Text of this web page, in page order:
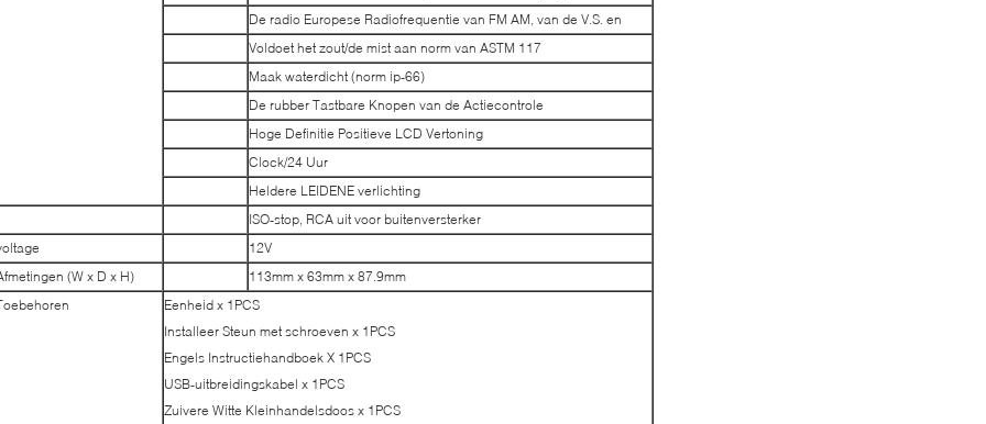
De radio Europese Radiofrequentie van FM AM, van de V.S. en
Voldoet het zout/de mist aan norm van ASTM 117
Maak waterdicht (norm ip-66)
De rubber Tastbare Knopen van de Actiecontrole
Hoge Definitie Positieve LCD Vertoning
Clock/24 Uur
Heldere LEIDENE verlichting
ISO-stop, RCA uit voor buitenversterker
12V
(W x D x H)
113mm x 63mm x 87.9mm
Eenheid x 1PCS
Installeer Steun met schroeven x 1PCS
Engels Instructiehandboek X 1PCS
USB-uitbreidingskabel x 1PCS
Zuivere Witte Kleinhandelsdoos x 1PCS